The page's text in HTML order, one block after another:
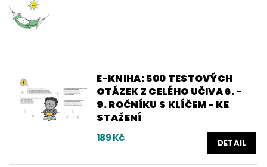
E-KNIHA: 500 TESTOVÝCH
OTÁZEK Z CELÉHO UČIVA 6. -
9. ROČNÍKU S KLÍČEM - KE
STAŽENÍ
189 Kč DETAIL